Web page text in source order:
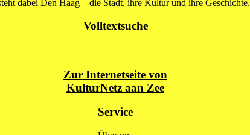
dabei Den Haag – die Stadt, ihre Kultur und ihre Geschichte.
Volltextsuche
Zur Internetseite von
KulturNetz aan Zee
Service